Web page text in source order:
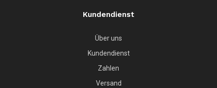
Kundendienst
Über uns
Kundendienst
Zahlen
Versand